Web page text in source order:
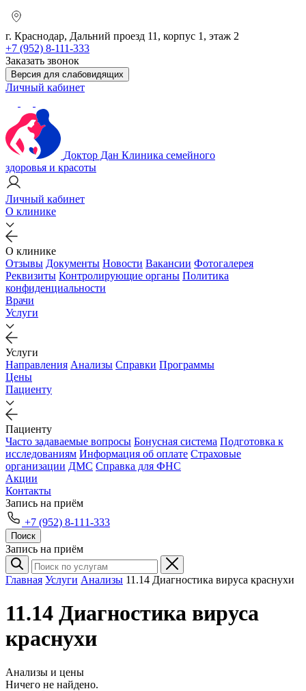
г. Краснодар, Дальний проезд 11, корпус 1, этаж 2
+7 (952) 8-111-333
Заказать звонок
Версия для слабовидящих
Личный кабинет
Доктор Дан Клиника семейного
здоровья и красоты
Личный кабинет
О клинике
О клинике
Отзывы Документы Новости Вакансии Фотогалерея
Реквизиты Контролирующие органы Политика
конфиденциальности
Врачи
Услуги
Услуги
Направления Анализы Справки Программы
Цены
Пациенту
Пациенту
Часто задаваемые вопросы Бонусная система Подготовка к
исследованиям Информация об оплате Страховые
организации ДМС Справка для ФНС
Акции
Контакты
Запись на приём
+7 (952) 8-111-333
Поиск
Запись на приём
Главная Услуги Анализы 11.14 Диагностика вируса краснухи
11.14 Диагностика вируса
краснухи
Анализы и цены
Ничего не найдено.